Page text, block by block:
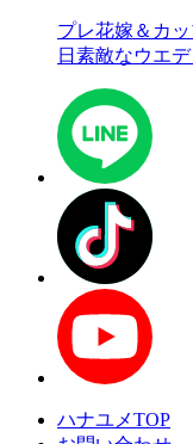
プレ花嫁＆カ
日素敵なウエ
ハナユメTOP